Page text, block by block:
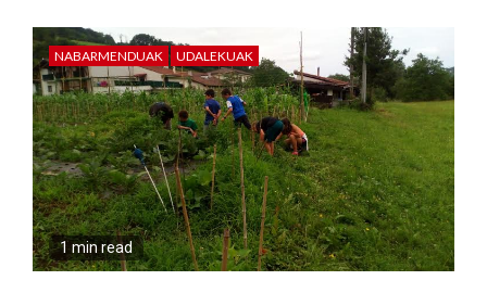
NABARMENDUAK UDALEKUAK
1 min read